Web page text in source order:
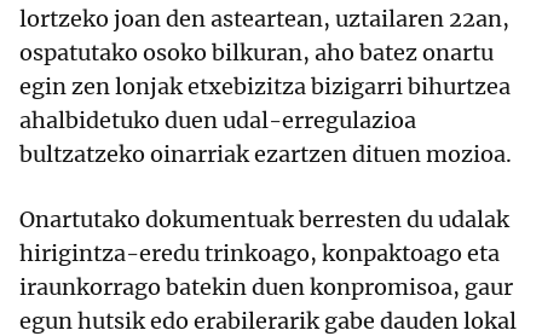
lortzeko joan den asteartean, uztailaren 22an,
ospatutako osoko bilkuran, aho batez onartu
egin zen lonjak etxebizitza bizigarri bihurtzea
ahalbidetuko duen udal-erregulazioa
bultzatzeko oinarriak ezartzen dituen mozioa.
Onartutako dokumentuak berresten du udalak
hirigintza-eredu trinkoago, konpaktoago eta
iraunkorrago batekin duen konpromisoa, gaur
egun hutsik edo erabilerarik gabe dauden lokal